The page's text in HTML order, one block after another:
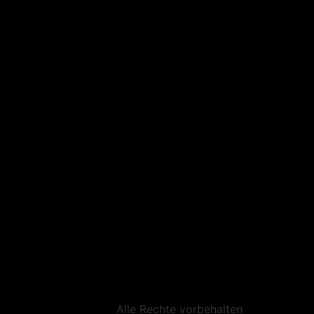
Alle Rechte vorbehalten